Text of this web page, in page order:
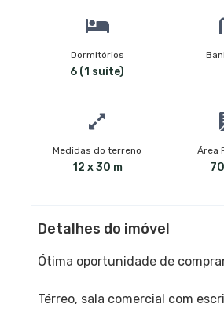
Dormitórios
6 (1 suíte)
Medidas do terreno
12 x 30 m
Área
Detalhes do imóvel
Ótima oportunidade de
Térreo, sala comercial com